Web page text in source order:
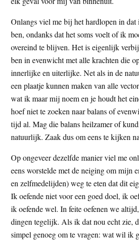
Onlangs viel me bij het hardlopen in
ben, ondanks dat het soms voelt of ik
overeind te blijven. Het is eigenlijk
ben in evenwicht met alle krachten die
innerlijke en uiterlijke. Net als in de
een plaatje kunnen maken van alle
wat ik maar mij noem en je houdt het
hoef niet te zoeken naar balans of
tijd al. Mag die balans heilzamer of
natuurlijk. Zaak dus om eens te kijken
Op ongeveer dezelfde manier viel me
eens worstelde met de neiging om mijn
en zelfmedelijden) weg te eten dat dit
Ik oefende niet voor een goed doel, ik
ik oefende wel. In feite oefenen we
dingen tegelijk. Als ik dat nou echt zie,
simpel genoeg om te vragen: wat wil ik